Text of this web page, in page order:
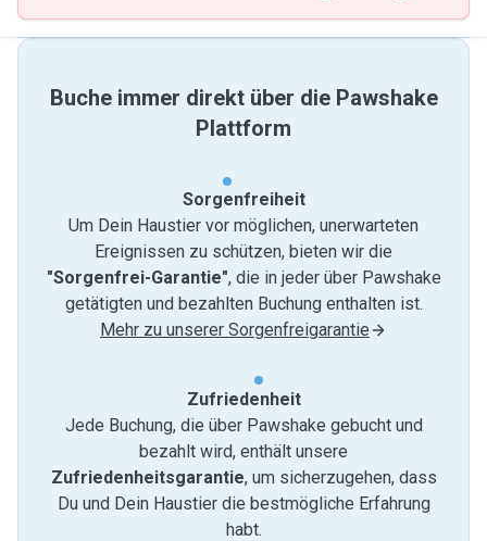
Buche immer direkt über die Pawshake
Plattform
Sorgenfreiheit
Um Dein Haustier vor möglichen, unerwarteten
Ereignissen zu schützen, bieten wir die
"Sorgenfrei-Garantie", die in jeder über Pawshake
getätigten und bezahlten Buchung enthalten ist.
Mehr zu unserer Sorgenfreigarantie
Zufriedenheit
Jede Buchung, die über Pawshake gebucht und
bezahlt wird, enthält unsere
Zufriedenheitsgarantie, um sicherzugehen, dass
Du und Dein Haustier die bestmögliche Erfahrung
habt.